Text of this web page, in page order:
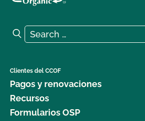
Search for:
Search
Clientes del CCOF
Pagos y renovaciones
Recursos
Formularios OSP